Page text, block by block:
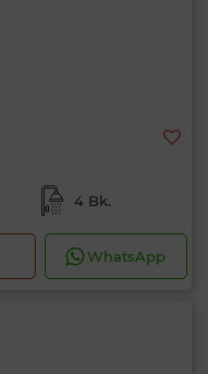
4 Bk.
WhatsApp